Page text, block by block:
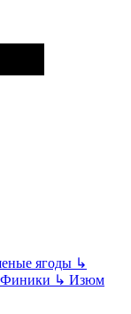
ягоды ↳
Финики ↳ Изюм